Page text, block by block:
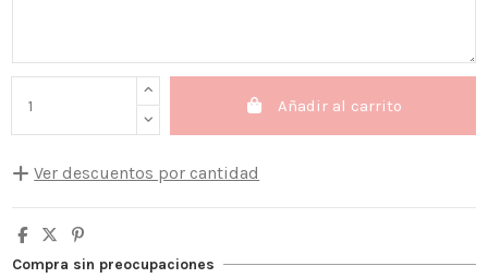
Añadir al carrito
Ver descuentos por cantidad
Cantidad Descuento unitario
Usted ahorra
Compra sin preocupaciones